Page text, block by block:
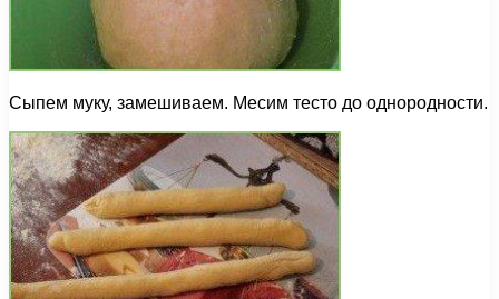
Сыпем муку, замешиваем. Месим тесто до однородности.